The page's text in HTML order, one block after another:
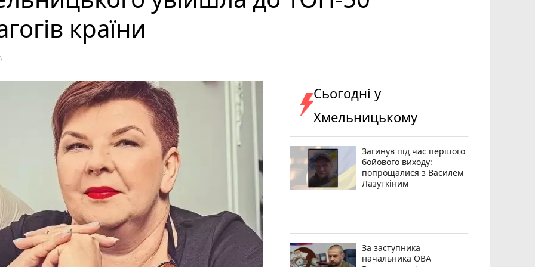
країни
Сьогодні у
Хмельницькому
Загинув під час першого
бойового виходу:
попрощалися з Василем
Лазуткіним
За заступника
начальника ОВА